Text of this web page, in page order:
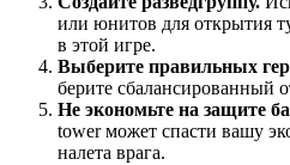
или юнитов для открытия
в этой игре.
Выберите правильных
берите сбалансированный
Не экономьте на защите
tower может спасти вашу
налета врага.